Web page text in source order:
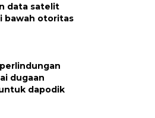
data satelit
bawah otoritas
dugaan
dapodik